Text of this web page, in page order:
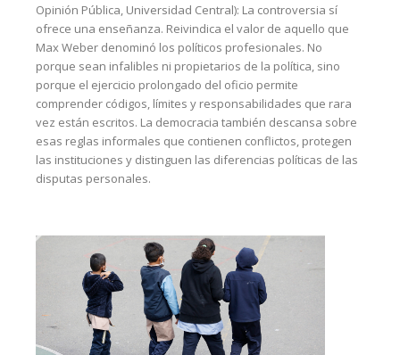
Opinión Pública, Universidad Central): La controversia sí
ofrece una enseñanza. Reivindica el valor de aquello que
Max Weber denominó los políticos profesionales. No
porque sean infalibles ni propietarios de la política, sino
porque el ejercicio prolongado del oficio permite
comprender códigos, límites y responsabilidades que rara
vez están escritos. La democracia también descansa sobre
esas reglas informales que contienen conflictos, protegen
las instituciones y distinguen las diferencias políticas de las
disputas personales.